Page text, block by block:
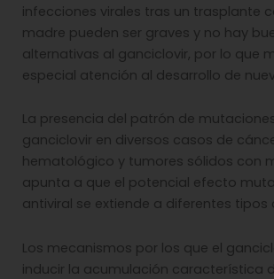
infecciones virales tras un trasplante
madre pueden ser graves y no hay
alternativas al ganciclovir, por lo que
especial atención al desarrollo de
La presencia del patrón de
ganciclovir en diversos casos de
hematológico y tumores sólidos con
apunta a que el potencial efecto
antiviral se extiende a diferentes tipos
Los mecanismos por los que el
inducir la acumulación característica